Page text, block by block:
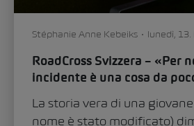
Stéphanie Anne Kebeiks lunedì,
RoadCross Svizzera – «Per
incidente è una cosa da
La storia vera di una
nome è stato modificato)